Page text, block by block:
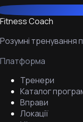
Fitness Coach
Розумні тренування
Платформа
Тренери
Каталог
Вправи
Локації